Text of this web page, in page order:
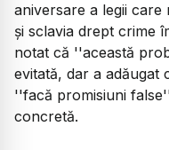
aniversare a legii
și sclavia drept crime
notat că ''această
evitată, dar a adăugat
''facă promisiuni
concretă.